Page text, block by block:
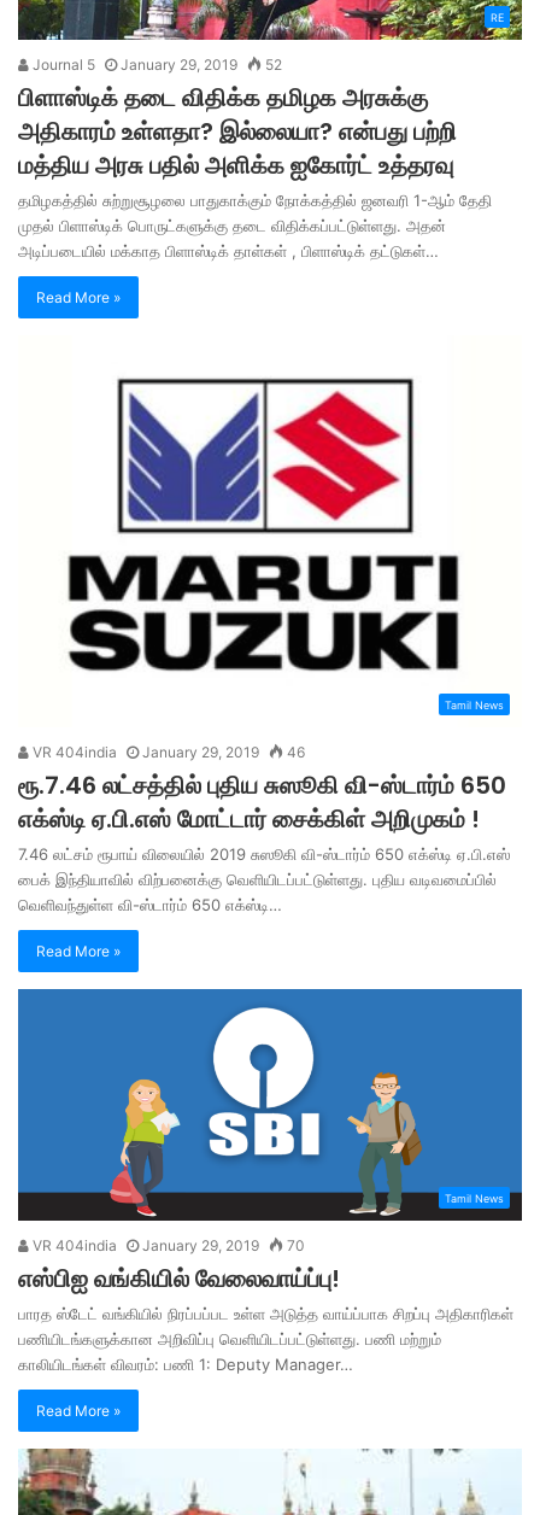
RE
Journal 5 January 29, 2019 52
பிளாஸ்டிக் தடை விதிக்க தமிழக அரசுக்கு
அதிகாரம் உள்ளதா? இல்லையா? என்பது பற்றி
மத்திய அரசு பதில் அளிக்க ஐகோர்ட் உத்தரவு
தமிழகத்தில் சுற்றுசூழலை பாதுகாக்கும் நோக்கத்தில் ஜனவரி 1-ஆம் தேதி
முதல் பிளாஸ்டிக் பொருட்களுக்கு தடை விதிக்கப்பட்டுள்ளது. அதன்
அடிப்படையில் மக்காத பிளாஸ்டிக் தாள்கள் , பிளாஸ்டிக் தட்டுகள்…
Read More »
Tamil News
VR 404india January 29, 2019 46
ரூ.7.46 லட்சத்தில் புதிய சுஸூகி வி-ஸ்டார்ம் 650
எக்ஸ்டி ஏ.பி.எஸ் மோட்டார் சைக்கிள் அறிமுகம் !
7.46 லட்சம் ரூபாய் விலையில் 2019 சுஸூகி வி-ஸ்டார்ம் 650 எக்ஸ்டி ஏ.பி.எஸ்
பைக் இந்தியாவில் விற்பனைக்கு வெளியிடப்பட்டுள்ளது. புதிய வடிவமைப்பில்
வெளிவந்துள்ள வி-ஸ்டார்ம் 650 எக்ஸ்டி…
Read More »
Tamil News
VR 404india January 29, 2019 70
எஸ்பிஐ வங்கியில் வேலைவாய்ப்பு!
பாரத ஸ்டேட் வங்கியில் நிரப்பப்பட உள்ள அடுத்த வாய்ப்பாக சிறப்பு அதிகாரிகள்
பணியிடங்களுக்கான அறிவிப்பு வெளியிடப்பட்டுள்ளது. பணி மற்றும்
காலியிடங்கள் விவரம்: பணி 1: Deputy Manager…
Read More »